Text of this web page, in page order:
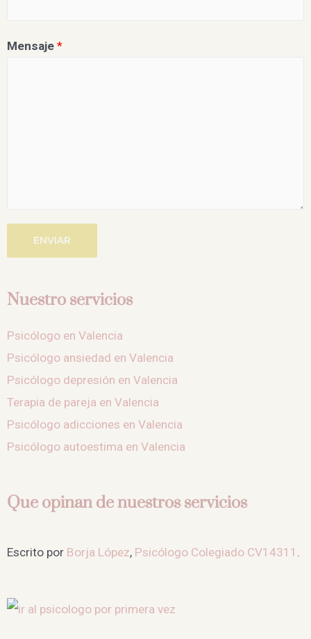
Mensaje *
ENVIAR
Nuestro servicios
Psicólogo en Valencia
Psicólogo ansiedad en Valencia
Psicólogo depresión en Valencia
Terapia de pareja en Valencia
Psicólogo adicciones en Valencia
Psicólogo autoestima en Valencia
Que opinan de nuestros servicios
Escrito por Borja López, Psicólogo Colegiado CV14311 .